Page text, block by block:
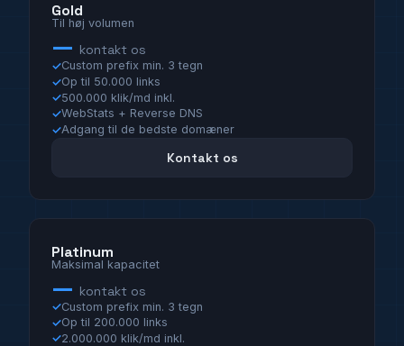
Gold
Til høj volumen
— kontakt os
Custom prefix min. 3 tegn
Op til 50.000 links
500.000 klik/md inkl.
WebStats + Reverse DNS
Adgang til de bedste domæner
Kontakt os
Platinum
Maksimal kapacitet
— kontakt os
Custom prefix min. 3 tegn
Op til 200.000 links
2.000.000 klik/md inkl.